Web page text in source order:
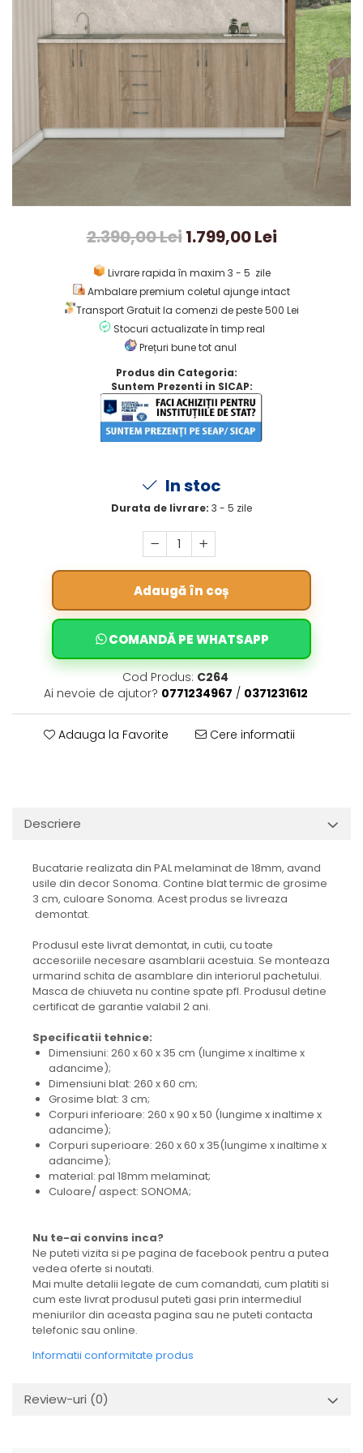
2.390,00 Lei1.799,00 Lei
Livrare rapida în maxim 3 - 5 zile
Ambalare premium coletul ajunge intact
Transport Gratuit la comenzi de peste 500 Lei
Stocuri actualizate în timp real
Prețuri bune tot anul
Produs din Categoria:
Suntem Prezenti in SICAP:
In stoc
Durata de livrare: 3 - 5 zile
Adaugă în coș
COMANDĂ PE WHATSAPP
Cod Produs: C264
Ai nevoie de ajutor? 0771234967 / 0371231612
Adauga la Favorite Cere informatii
Descriere
Bucatarie realizata din PAL melaminat de 18mm, avand
usile din decor Sonoma. Contine blat termic de grosime
3 cm, culoare Sonoma. Acest produs se livreaza
demontat.
Produsul este livrat demontat, in cutii, cu toate
accesoriile necesare asamblarii acestuia. Se monteaza
urmarind schita de asamblare din interiorul pachetului.
Masca de chiuveta nu contine spate pfl. Produsul detine
certificat de garantie valabil 2 ani.
Specificatii tehnice:
Dimensiuni: 260 x 60 x 35 cm (lungime x inaltime x
adancime);
Dimensiuni blat: 260 x 60 cm;
Grosime blat: 3 cm;
Corpuri inferioare: 260 x 90 x 50 (lungime x inaltime x
adancime);
Corpuri superioare: 260 x 60 x 35(lungime x inaltime x
adancime);
material: pal 18mm melaminat;
Culoare/ aspect: SONOMA;
Nu te-ai convins inca?
Ne puteti vizita si pe pagina de facebook pentru a putea
vedea oferte si noutati.
Mai multe detalii legate de cum comandati, cum platiti si
cum este livrat produsul puteti gasi prin intermediul
meniurilor din aceasta pagina sau ne puteti contacta
telefonic sau online.
Informatii conformitate produs
Review-uri (0)